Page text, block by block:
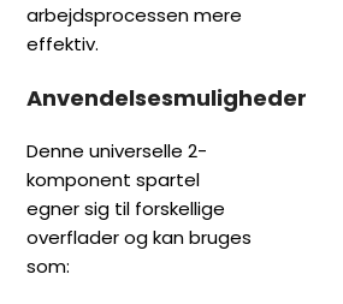
arbejdsprocessen mere
effektiv.
Anvendelsesmuligheder
Denne universelle 2-
komponent spartel
egner sig til forskellige
overflader og kan bruges
som: